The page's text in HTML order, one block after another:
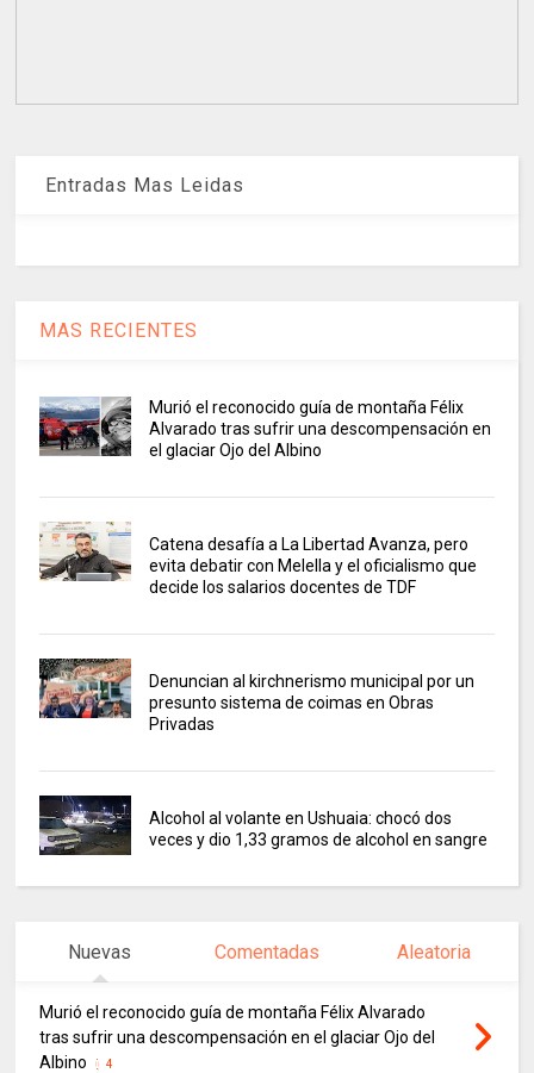
Entradas Mas Leidas
MAS RECIENTES
Murió el reconocido guía de montaña Félix
Alvarado tras sufrir una descompensación en
el glaciar Ojo del Albino
Catena desafía a La Libertad Avanza, pero
evita debatir con Melella y el oficialismo que
decide los salarios docentes de TDF
Denuncian al kirchnerismo municipal por un
presunto sistema de coimas en Obras
Privadas
Alcohol al volante en Ushuaia: chocó dos
veces y dio 1,33 gramos de alcohol en sangre
Nuevas Comentadas Aleatoria
Murió el reconocido guía de montaña Félix Alvarado
tras sufrir una descompensación en el glaciar Ojo del
Albino
4